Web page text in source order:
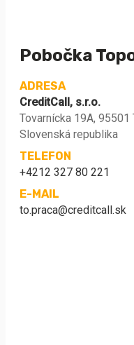
Pobočka
ADRESA
CreditCall, s.r.o.
Tovarnícka 19A, 95501
Slovenská republika
TELEFON
+4212 327 80 221
E-MAIL
to.praca@creditcall.sk